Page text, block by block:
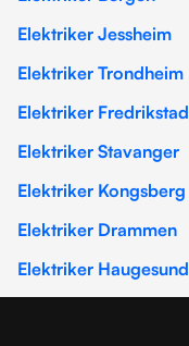
Elektriker Jessheim
Elektriker Trondheim
Elektriker Fredrikstad
Elektriker Stavanger
Elektriker Kongsberg
Elektriker Drammen
Elektriker Haugesund